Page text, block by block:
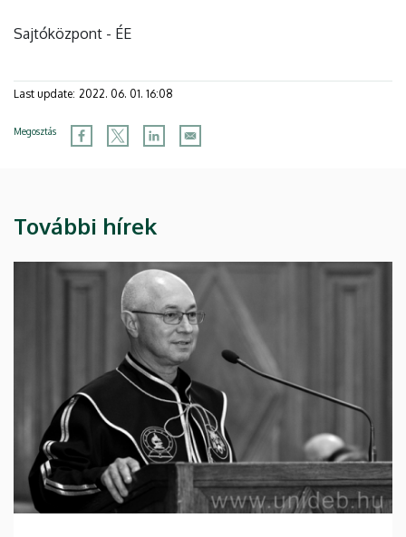
Sajtóközpont - ÉE
Last update: 2022. 06. 01. 16:08
Megosztás
További hírek